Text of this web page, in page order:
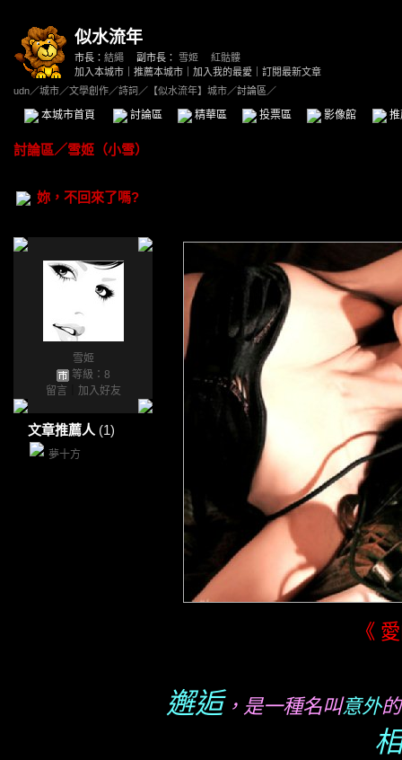
似水流年
市長： 結繩 副市長： 雪姬
紅骷髏
加入本城市
推薦本城市 加入我的最愛
訂閱最新文章
udn／城市／文學創作／詩詞 ／ 【似水流年】城市／討論區／
本城市首頁 討論區 精華區 投票區 影像館
討論區／雪姬（小雪）
妳，不回來了嗎?
雪姬
等級：8
留言
加入好友
文章推薦人 (1)
夢十方
《
邂逅 ，是一種名叫意外